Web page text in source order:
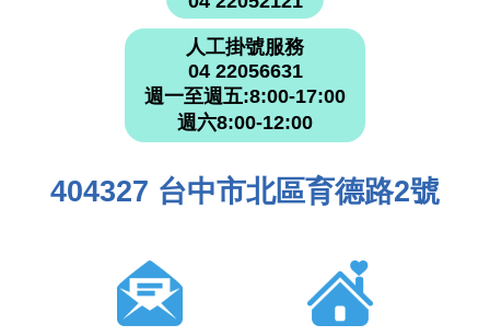
人工掛號服務
04 22056631
週一至週五:8:00-17:00
週六8:00-12:00
404327 台中市北區育德路2號